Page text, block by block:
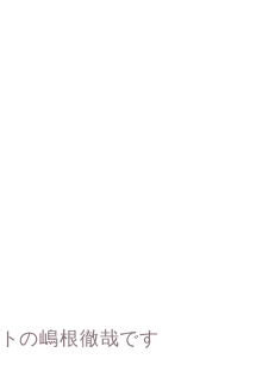
の嶋根徹哉です